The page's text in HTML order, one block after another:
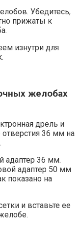
Убедитесь,
прижаты к
изнутри для
желобах
дрель и
36 мм на
адаптер 36 мм.
адаптер 50 мм
показано на
и вставьте ее